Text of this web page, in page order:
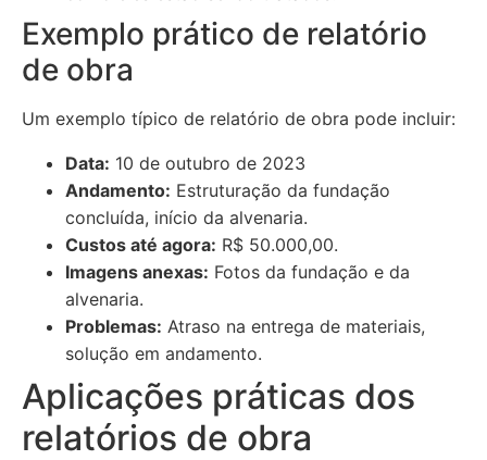
Exemplo prático de relatório
de obra
Um exemplo típico de relatório de obra pode incluir:
Data: 10 de outubro de 2023
Andamento: Estruturação da fundação
concluída, início da alvenaria.
Custos até agora: R$ 50.000,00.
Imagens anexas: Fotos da fundação e da
alvenaria.
Problemas: Atraso na entrega de materiais,
solução em andamento.
Aplicações práticas dos
relatórios de obra